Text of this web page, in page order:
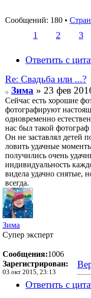
Сообщений: 180 •
1 2 3
Ответить с
Re: Свадьба или ...?
Зима» 23 фев
Сейчас есть хорошие
фотографируют
одновременно
нас был такой
Он не заставлял детей
ловить удачные
получились очень
индивидуальность
видела удачно снятые,
всегда.
Зима
Супер эксперт
Сообщения:1006
Зарегистрирован:
03 окт 2015, 23:13
Ответить с